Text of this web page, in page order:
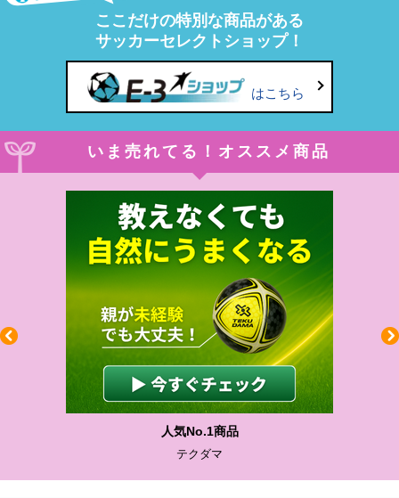
ここだけの特別な商品がある
サッカーセレクトショップ！
はこちら
いま売れてる！オススメ商品
わかりやすい質問に沿って書ける
サカイクサッカーノート